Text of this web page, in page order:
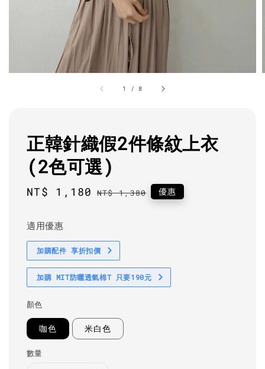
1 / 8
正韓針織假2件條紋上衣
(2色可選)
Sale
NT$ 1,180 Regular
NT$ 1,380 優惠
適用優惠
加購配件 享折扣價
加購 MIT防曬透氣棉T 只要190元
顏色
咖色 米白色
數量